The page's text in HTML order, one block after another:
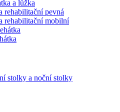
a lůžka
rehabilitační pevná
rehabilitační mobilní
stolky a noční stolky